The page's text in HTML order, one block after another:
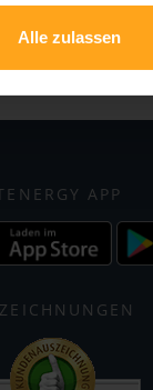
Alle zulassen
APP